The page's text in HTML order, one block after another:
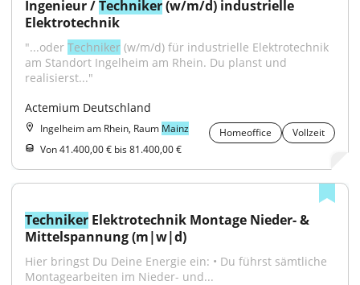
Ingenieur / Techniker (w/m/d) industrielle
Elektrotechnik
"...oder Techniker (w/m/d) für industrielle Elektrotechnik
am Standort Ingelheim am Rhein. Du planst und
realisierst..."
Actemium Deutschland
Ingelheim am Rhein, Raum Mainz Homeoffice
Vollzeit
Von 41.400,00 € bis 81.400,00 €
Techniker Elektrotechnik Montage Nieder- &
Mittelspannung (m|w|d)
Hier bringst Du Deine Energie ein: • Du führst sämtliche
Montagearbeiten im Nieder- und...